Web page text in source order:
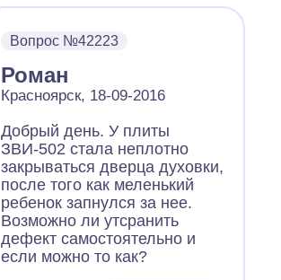
Вопрос №42223
Роман
Красноярск, 18-09-2016
Добрый день. У плиты
ЗВИ-502 стала неплотно
закрываться дверца духовки,
после того как меленький
ребенок запнулся за нее.
Возможно ли утсранить
дефект самостоятельно и
если можно то как?